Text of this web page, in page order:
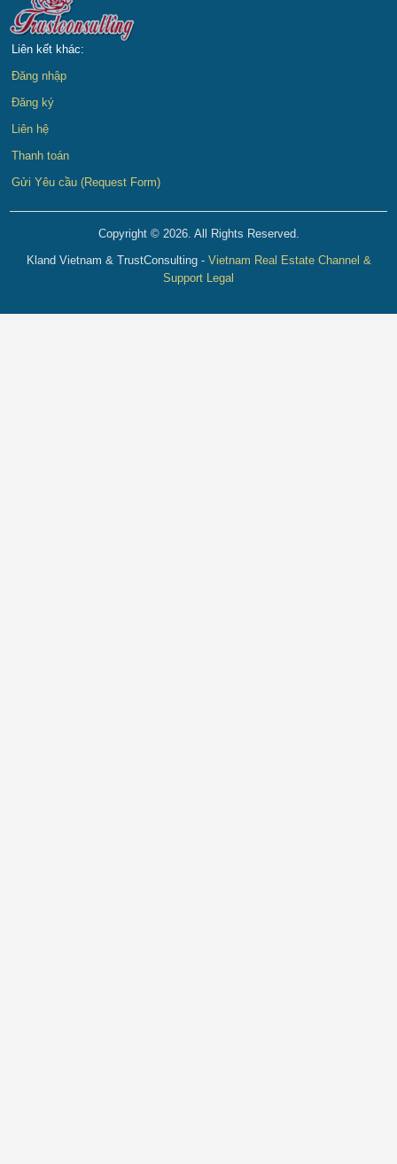
Liên kết khác:
Đăng nhập
Đăng ký
Liên hệ
Thanh toán
Gửi Yêu cầu (Request Form)
Copyright © 2026. All Rights Reserved.
Kland Vietnam & TrustConsulting - Vietnam Real Estate Channel &
Support Legal